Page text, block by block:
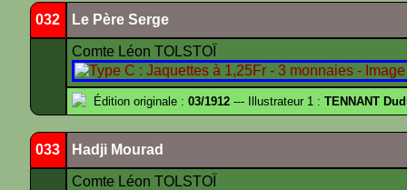
032 Le Père Serge
Comte Léon TOLSTOÏ
Édition originale : 03/1912 --- Illustrateur 1 : TENNANT
033 Hadji Mourad
Comte Léon TOLSTOÏ